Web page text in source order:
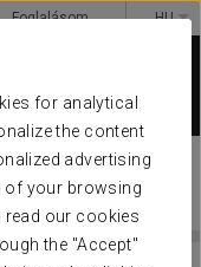
for analytical
the content
advertising
of your browsing
our cookies
the "Accept"
Foglalásom HU
ZICHY